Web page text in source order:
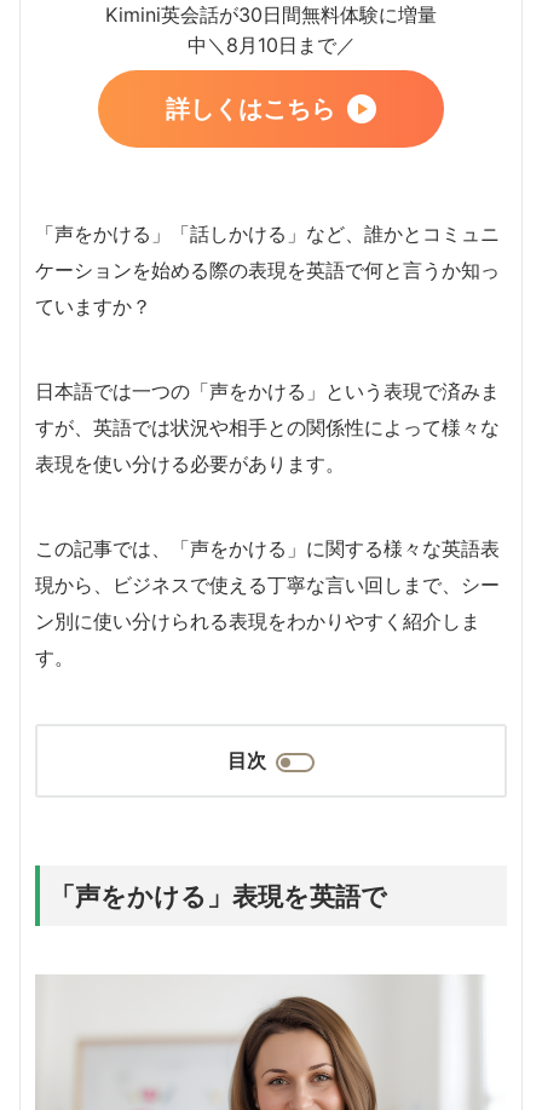
Kimini英会話が30日間無料体験に増量
中＼8月10日まで／
詳しくはこちら
「声をかける」「話しかける」など、誰かとコミュニ
ケーションを始める際の表現を英語で何と言うか知っ
ていますか？
日本語では一つの「声をかける」という表現で済みま
すが、英語では状況や相手との関係性によって様々な
表現を使い分ける必要があります。
この記事では、「声をかける」に関する様々な英語表
現から、ビジネスで使える丁寧な言い回しまで、シー
ン別に使い分けられる表現をわかりやすく紹介しま
す。
目次
「声をかける」表現を英語で